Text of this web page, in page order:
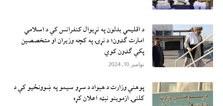
د اقليمي بدلون په نړيوال کنفرانس کې د اسلامي
امارت ګډون؛ د نړۍ په کچه وزيران او متخصصين
پکې ګډون کوي
نوامبر 10, 2024
پوهنې وزارت د هېواد د سړو سيمو په ښوونځيو کې د
کلنۍ ازموينو نېټه اعلان کړه